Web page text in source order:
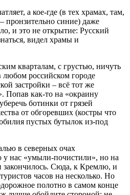
а кое-где (в тех храмах, там,
пронзительно синие) даже
и это не открытие: Русский
видел храмы и
кварталам, с грустью, ничуть
любом российском городе
застройки – всё тот же
Попав как-то на «окраину
ботинки от грязей
от обгоревших (костры что
пустых бутылок из-под
в северных очах
у нас «умыли-почистили», но на
закончилось. Сюда, к Кремлю, и
часов на несколько. Но
полотно в самом конце